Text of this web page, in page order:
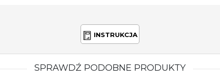
INSTRUKCJA
SPRAWDŹ PODOBNE PRODUKTY